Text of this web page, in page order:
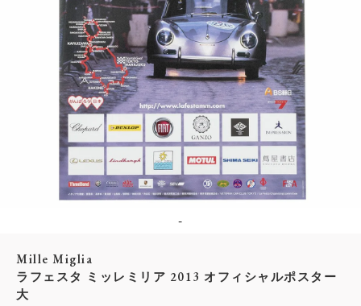
-
Mille Miglia
ラフェスタ ミッレミリア 2013 オフィシャルポスター
大